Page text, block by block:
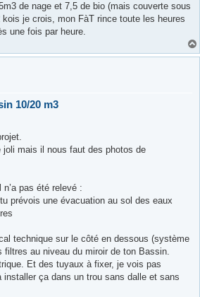
de nage et 7,5 de bio (mais couverte sous
kois je crois, mon FàT rince toute les heures
une fois par heure.
10/20 m3
joli mais il nous faut des photos de
n’a pas été relevé :
tu prévois une évacuation au sol des eaux
technique sur le côté en dessous (système
filtres au niveau du miroir de ton Bassin.
Et des tuyaux à fixer, je vois pas
ça dans un trou sans dalle et sans